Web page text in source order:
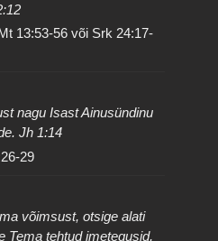
13:53-56 või Srk 24:17-
nagu Isast Ainusündinu
Jh 1:14
29
võimsust, otsige alati
Tema tehtud imetegusid,